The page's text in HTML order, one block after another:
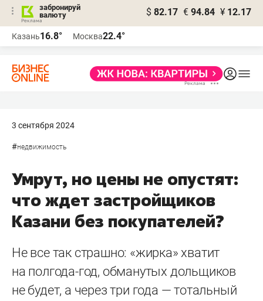
забронируй
валюту
$ 82.17 € 94.84 ¥ 12.17
Казань16.8° Москва22.4°
3 сентября 2024
#недвижимость
Умрут, но цены не опустят:
что ждет застройщиков
Казани без покупателей?
Не все так страшно: «жирка» хватит
на полгода-год, обманутых дольщиков
не будет, а через три года — тотальный